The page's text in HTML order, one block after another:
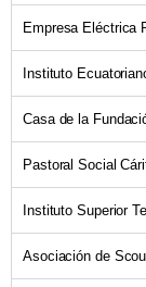
Empresa Eléctrica
Instituto
Casa de la
Pastoral Social
Instituto Superior
Asociación de